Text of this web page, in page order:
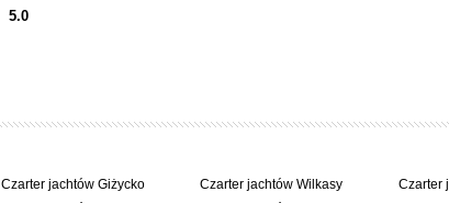
5.0
Czarter jachtów Giżycko
Czarter jachtów Wilkasy
Czarter